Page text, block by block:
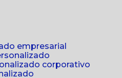
empresarial
corporativo